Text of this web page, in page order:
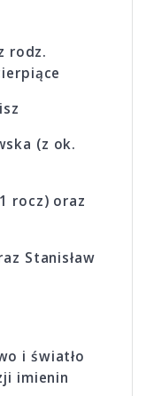
rodz.
(z ok.
rocz) oraz
Stanisław
i światło
imienin